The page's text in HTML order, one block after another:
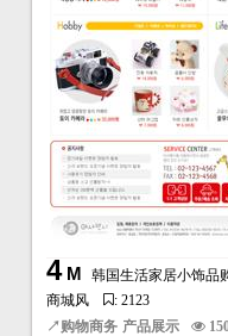
4M
韩国生活家居小饰品
商城风
: 2123
↗购物商务 产品展示